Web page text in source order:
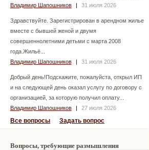
Владимир Шапошников
| 31 июля 2026
Здравствуйте. Зарегистрирован в арендном жилье
вместе с бывшей женой и двумя
совершеннолетними детьми с марта 2008
года.Жильё...
Владимир Шапошников
| 31 июля 2026
Добрый день!Подскажите, пожалуйста, открыл ИП
и на следующей день оказал услугу по договору с
организацией, за которую получил оплату...
Владимир Шапошников
| 27 июля 2026
Все вопросы Задать вопрос
Вопросы, требующие размышления